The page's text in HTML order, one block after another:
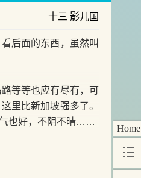
Home
十三 影儿国
后面的东西，虽然叫
等等也应有尽有，可
里比新加坡强多了。
气也好，不阴不晴……